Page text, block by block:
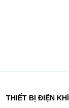
THIẾT BỊ ĐIỆN KHÍ